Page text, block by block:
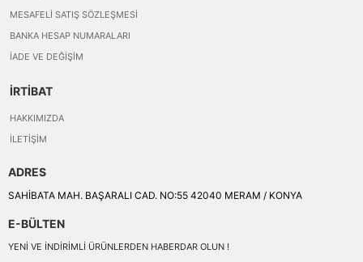
MESAFELI SATIŞ SÖZLEŞMESI
BANKA HESAP NUMARALARI
İADE VE DEĞIŞIM
İRTİBAT
HAKKIMIZDA
İLETIŞIM
ADRES
SAHİBATA MAH. BAŞARALI CAD. NO:55 42040 MERAM / KONYA
E-BÜLTEN
YENI VE INDIRIMLI ÜRÜNLERDEN HABERDAR OLUN !